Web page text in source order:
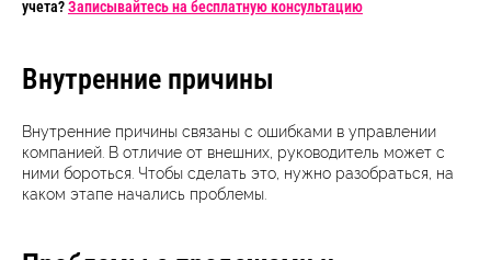
учета?Записывайтесь на бесплатную консультацию
Внутренние причины
Внутренние причины связаны с ошибками в управлении
компанией. В отличие от внешних, руководитель может с
ними бороться. Чтобы сделать это, нужно разобраться, на
каком этапе начались проблемы.